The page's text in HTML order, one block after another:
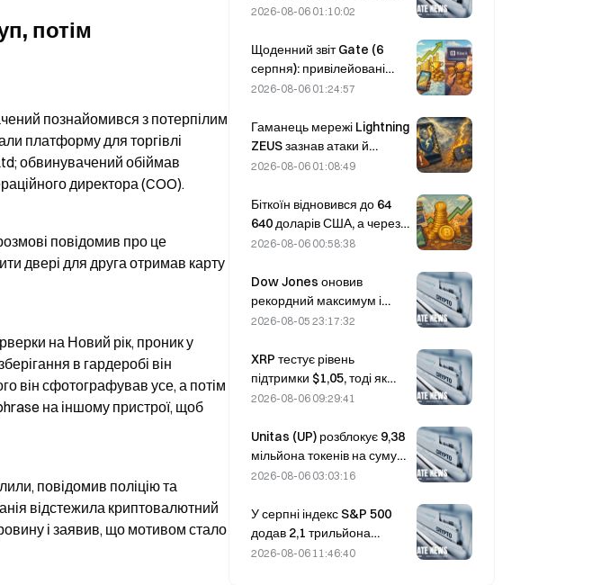
потім
познайомився з потерпілим
платформу для торгівлі
обвинувачений обіймав
директора (COO).
повідомив про це
двері для друга отримав карту
на Новий рік, проник у
в гардеробі він
він сфотографував усе, а потім
на іншому пристрої, щоб
повідомив поліцію та
відстежила криптовалютний
і заявив, що мотивом стало
станцій на базі ШІ для
2026-08-06 01:10:02
Щоденний звіт Gate (6
серпня): привілейовані
акції Strategy STRC різко
підвищила прогноз
фінансових показників на
весь 2026 рік
2026-08-06 01:24:57
Гаманець мережі Lightning
ZEUS зазнав атаки й
тимчасово призупинив
повідомляється, що кошти
користувачів не втрачено.
2026-08-06 01:08:49
Біткоїн відновився до 64
640 доларів США, а через
уразливість Coldcard
сягнула тримісячного
максимуму
2026-08-06 00:58:38
Dow Jones оновив
рекордний максимум і
вночі продовжив
зростання; інвестиції в ШІ
стимулюють підйом.
2026-08-05 23:17:32
XRP тестує рівень
підтримки $1,05, тоді як
Ethereum утримується на
обсягів торгів
2026-08-06 09:29:41
Unitas (UP) розблокує 9,38
мільйона токенів на суму
3,18 мільйона доларів 13
2026-08-06 03:03:16
У серпні індекс S&P 500
додав 2,1 трильйона
доларів, зрісши на 3,12%,
2026-08-06 11:46:40